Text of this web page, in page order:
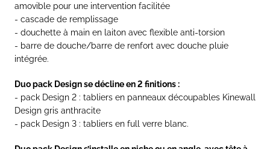
amovible pour une intervention facilitée
- cascade de remplissage
- douchette à main en laiton avec flexible anti-torsion
- barre de douche/barre de renfort avec douche pluie
intégrée.
Duo pack Design se décline en 2 finitions :
- pack Design 2 : tabliers en panneaux découpables Kinewall
Design gris anthracite
- pack Design 3 : tabliers en full verre blanc.